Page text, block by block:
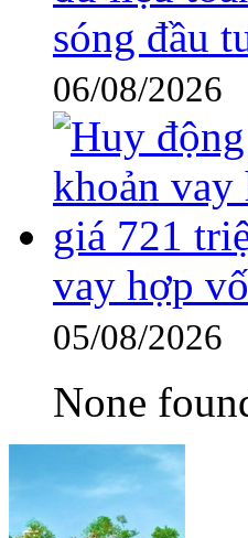
sóng đầu
06/08/2026
vay hợp
05/08/2026
None